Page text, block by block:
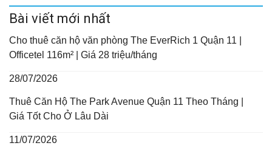
Bài viết mới nhất
Cho thuê căn hộ văn phòng The EverRich 1 Quận 11 |
Officetel 116m² | Giá 28 triệu/tháng
28/07/2026
Thuê Căn Hộ The Park Avenue Quận 11 Theo Tháng |
Giá Tốt Cho Ở Lâu Dài
11/07/2026